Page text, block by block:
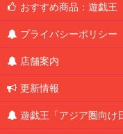
おすすめ商品：遊戯王
プライバシーポリシー
店舗案内
更新情報
遊戯王「アジア圏向け